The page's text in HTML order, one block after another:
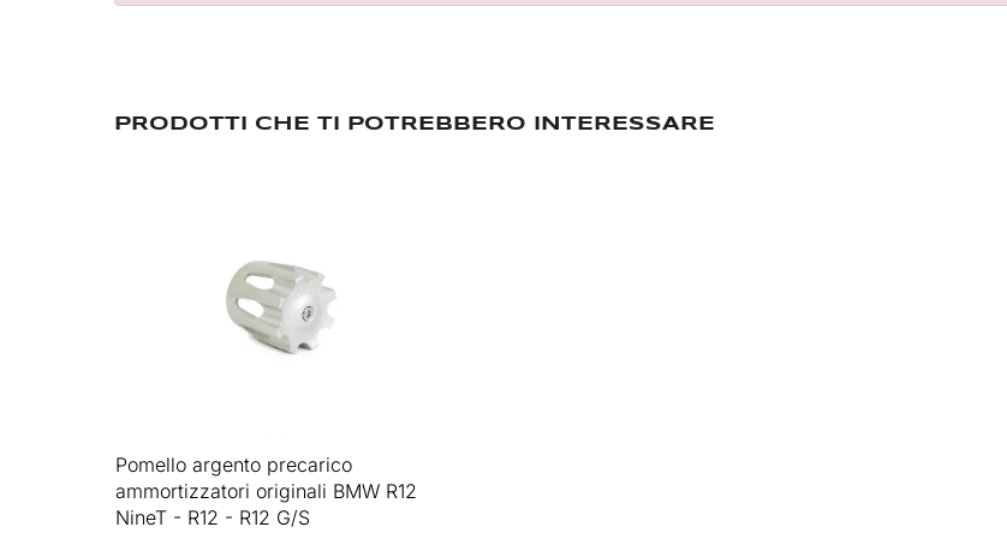
PRODOTTI CHE TI POTREBBERO INTERESSARE
Pomello argento precarico
ammortizzatori originali BMW R12
NineT - R12 - R12 G/S